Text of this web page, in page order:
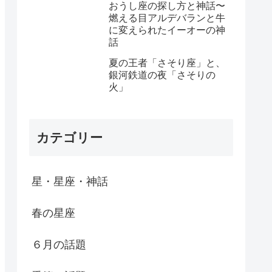
おうし座の探し方と神話〜
燃える目アルデバランと牛
に変えられたイーオーの神
話
夏の王者「さそり座」と、
銀河鉄道の夜「さそりの
火」
カテゴリー
星・星座・神話
春の星座
６月の話題